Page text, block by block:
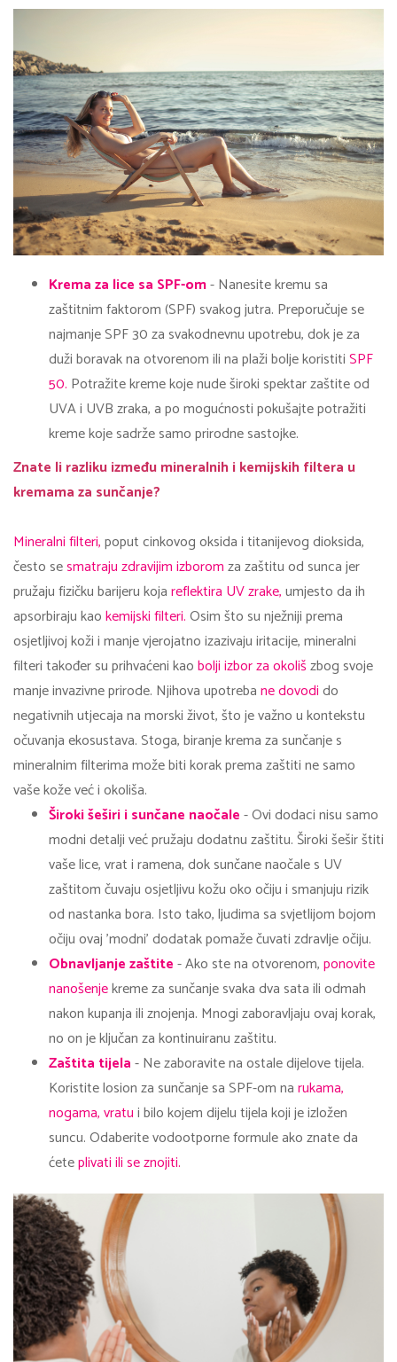
Krema za lice sa SPF-om- Nanesite kremu sa
zaštitnim faktorom (SPF) svakog jutra. Preporučuje se
najmanje SPF 30 za svakodnevnu upotrebu, dok je za
duži boravak na otvorenom ili na plaži bolje koristitiSPF
50. Potražite kreme koje nude široki spektar zaštite od
UVA i UVB zraka, a po mogućnosti pokušajte potražiti
kreme koje sadrže samo prirodne sastojke.
Znate li razliku između mineralnih i kemijskih filtera u
kremama za sunčanje?
Mineralni filteri,poput cinkovog oksida i titanijevog dioksida,
često sesmatraju zdravijim izboromza zaštitu od sunca jer
pružaju fizičku barijeru kojareflektira UV zrake,umjesto da ih
apsorbiraju kaokemijski filteri.Osim što su nježniji prema
osjetljivoj koži i manje vjerojatno izazivaju iritacije, mineralni
filteri također su prihvaćeni kaobolji izbor za okolišzbog svoje
manje invazivne prirode. Njihova upotrebane dovodido
negativnih utjecaja na morski život, što je važno u kontekstu
očuvanja ekosustava. Stoga, biranje krema za sunčanje s
mineralnim filterima može biti korak prema zaštiti ne samo
vaše kože već i okoliša.
Široki šeširi i sunčane naočale- Ovi dodaci nisu samo
modni detalji već pružaju dodatnu zaštitu. Široki šešir štiti
vaše lice, vrat i ramena, dok sunčane naočale s UV
zaštitom čuvaju osjetljivu kožu oko očiju i smanjuju rizik
od nastanka bora. Isto tako, ljudima sa svjetlijom bojom
očiju ovaj 'modni' dodatak pomaže čuvati zdravlje očiju.
Obnavljanje zaštite- Ako ste na otvorenom,ponovite
nanošenjekreme za sunčanje svaka dva sata ili odmah
nakon kupanja ili znojenja. Mnogi zaboravljaju ovaj korak,
no on je ključan za kontinuiranu zaštitu.
Zaštita tijela- Ne zaboravite na ostale dijelove tijela.
Koristite losion za sunčanje sa SPF-om narukama,
nogama, vratui bilo kojem dijelu tijela koji je izložen
suncu. Odaberite vodootporne formule ako znate da
ćeteplivati ili se znojiti.